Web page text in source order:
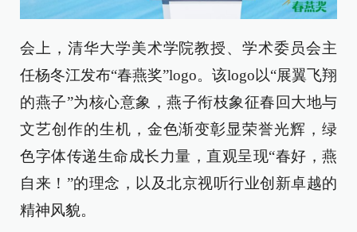
会上，清华大学美术学院教授、学术委员会主
任杨冬江发布“春燕奖”logo。该logo以“展翼飞翔
的燕子”为核心意象，燕子衔枝象征春回大地与
文艺创作的生机，金色渐变彰显荣誉光辉，绿
色字体传递生命成长力量，直观呈现“春好，燕
自来！”的理念，以及北京视听行业创新卓越的
精神风貌。